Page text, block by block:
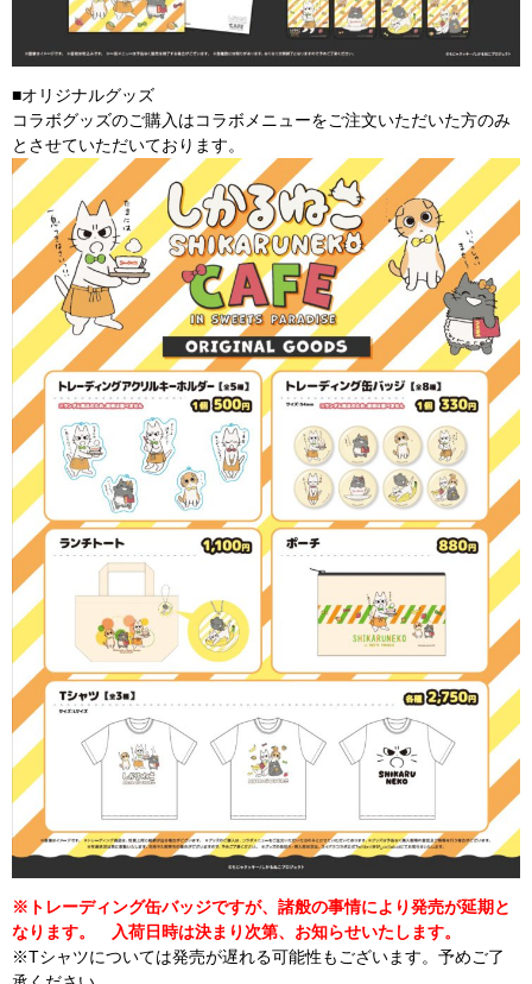
■オリジナルグッズ
コラボグッズのご購入はコラボメニューをご注文いただいた方のみ
とさせていただいております。
※トレーディング缶バッジですが、諸般の事情により発売が延期と
なります。 入荷日時は決まり次第、お知らせいたします。
※Tシャツについては発売が遅れる可能性もございます。予めご了